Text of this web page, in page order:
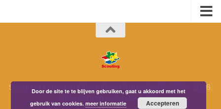
Scouting Impeesa (Amersfoort/Leusden) © 1996 - 2026.
Alle rechten voorbehouden.
Door de site te te blijven gebruiken, gaat u akkoord met het
gebruik van cookies.meer informatie Accepteren